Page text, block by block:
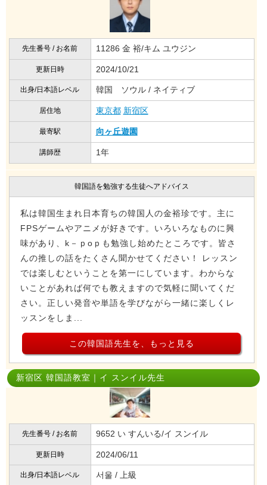
先生番号 / お名前 11286 金 裕/キム ユウジン
更新日時 2024/10/21
出身/日本語レベル 韓国 ソウル / ネイティブ
居住地 東京都 新宿区
最寄駅 向ヶ丘遊園
講師歴 1年
韓国語を勉強する生徒へアドバイス
私は韓国生まれ日本育ちの韓国人の金裕珍です。主に
FPSゲームやアニメが好きです。いろいろなものに興
味があり、k－ｐoｐも勉強し始めたところです。皆さ
んの推しの話をたくさん聞かせてください！ レッスン
では楽しむということを第一にしています。わからな
いことがあれば何でも教えますので気軽に聞いてくだ
さい。正しい発音や単語を学びながら一緒に楽しくレ
ッスンをしま...
この韓国語先生を、もっと見る
新宿区 韓国語教室｜イ スンイル先生
先生番号 / お名前 9652 い すんいる/イ スンイル
更新日時 2024/06/11
出身/日本語レベル 서울 / 上級